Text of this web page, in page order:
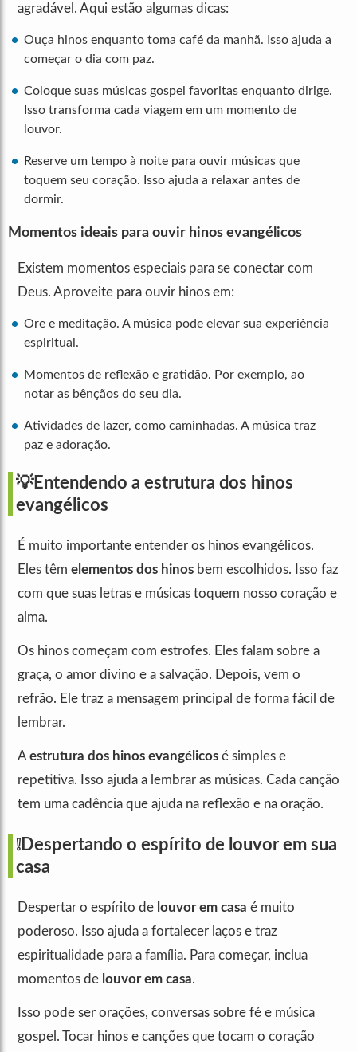
agradável. Aqui estão algumas dicas:
Ouça hinos enquanto toma café da manhã. Isso ajuda a
começar o dia com paz.
Coloque suas músicas gospel favoritas enquanto dirige.
Isso transforma cada viagem em um momento de
louvor.
Reserve um tempo à noite para ouvir músicas que
toquem seu coração. Isso ajuda a relaxar antes de
dormir.
Momentos ideais para ouvir hinos evangélicos
Existem momentos especiais para se conectar com
Deus. Aproveite para ouvir hinos em:
Ore e meditação. A música pode elevar sua experiência
espiritual.
Momentos de reflexão e gratidão. Por exemplo, ao
notar as bênçãos do seu dia.
Atividades de lazer, como caminhadas. A música traz
paz e adoração.
💡Entendendo a estrutura dos hinos
evangélicos
É muito importante entender os hinos evangélicos.
Eles têm elementos dos hinos bem escolhidos. Isso faz
com que suas letras e músicas toquem nosso coração e
alma.
Os hinos começam com estrofes. Eles falam sobre a
graça, o amor divino e a salvação. Depois, vem o
refrão. Ele traz a mensagem principal de forma fácil de
lembrar.
A estrutura dos hinos evangélicos é simples e
repetitiva. Isso ajuda a lembrar as músicas. Cada canção
tem uma cadência que ajuda na reflexão e na oração.
❕Despertando o espírito de louvor em sua
casa
Despertar o espírito de louvor em casa é muito
poderoso. Isso ajuda a fortalecer laços e traz
espiritualidade para a família. Para começar, inclua
momentos de louvor em casa.
Isso pode ser orações, conversas sobre fé e música
gospel. Tocar hinos e canções que tocam o coração